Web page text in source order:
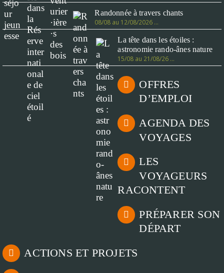
Randonnée à travers chants
08/08 au 12/08/2026 …
La tête dans les étoiles :
astronomie rando-ânes nature
15/08 au 21/08/26 …
OFFRES
D’EMPLOI
AGENDA DES
VOYAGES
LES
VOYAGEURS
RACONTENT
PRÉPARER SON
DÉPART
ACTIONS ET PROJETS